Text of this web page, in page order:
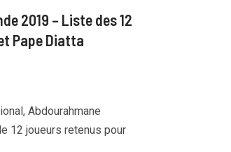
2019 – Liste des 12
Pape Diatta
Abdourahmane
12 joueurs retenus pour